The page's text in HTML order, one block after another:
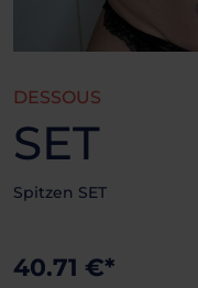
DESSOUS
SET
Spitzen SET
40.71 €*